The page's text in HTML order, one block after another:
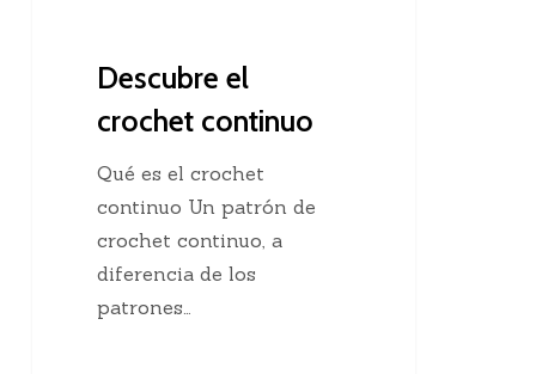
Descubre el
crochet continuo
Qué es el crochet
continuo Un patrón de
crochet continuo, a
diferencia de los
patrones…